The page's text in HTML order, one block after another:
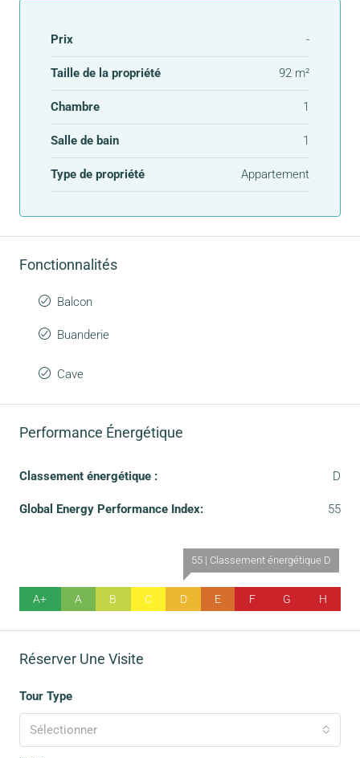
Prix -
Taille de la propriété 92 m²
Chambre 1
Salle de bain 1
Type de propriété Appartement
Fonctionnalités
Balcon
Buanderie
Cave
Performance Énergétique
Classement énergétique : D
Global Energy Performance Index: 55
A+ A B C
55 | Classement énergétique D
D E F G H
Réserver Une Visite
Tour Type
Sélectionner